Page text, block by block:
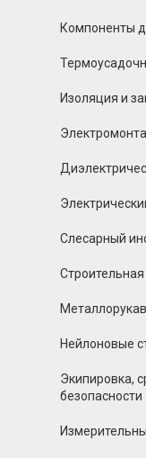
Компоненты
Изоляция и
Слесарный
Нейлоновые
Экипировка,
безопасности